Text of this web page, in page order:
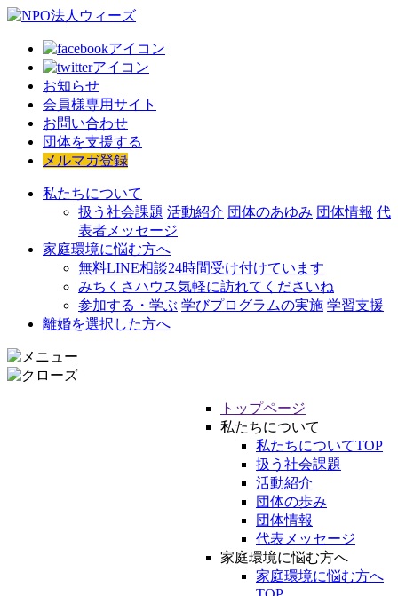
お知らせ
会員様専用サイト
お問い合わせ
団体を支援する
メルマガ登録
私たちについて
扱う社会課題 活動紹介 団体のあゆみ 団体情報 代
表者メッセージ
家庭環境に悩む方へ
無料LINE相談24時間受け付けています
みちくさハウス気軽に訪れてくださいね
参加する・学ぶ 学びプログラムの実施 学習支援
離婚を選択した方へ
トップページ
私たちについて
私たちについてTOP
扱う社会課題
活動紹介
団体の歩み
団体情報
代表メッセージ
家庭環境に悩む方へ
家庭環境に悩む方へ